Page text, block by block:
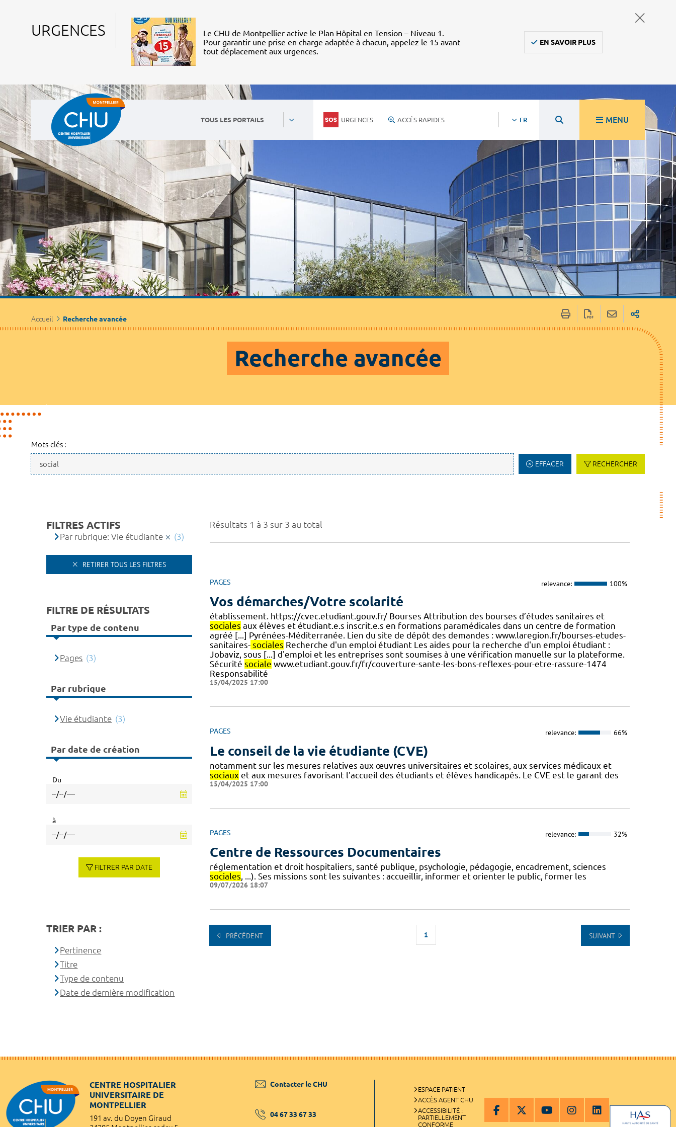
URGENCES
Le CHU de Montpellier active le Plan Hôpital en Tension – Niveau 1.
Pour garantir une prise en charge adaptée à chacun, appelez le 15 avant
tout déplacement aux urgences.
EN SAVOIR PLUS
TOUS LES PORTAILS URGENCES ACCÈS RAPIDES FR MENU
Accueil Recherche avancée
Recherche avancée
Mots-clés :
EFFACER RECHERCHER
Résultats 1 à 3 sur 3 au total
PAGES relevance: 100%
Vos démarches/Votre scolarité
établissement. https://cvec.etudiant.gouv.fr/ Bourses Attribution des bourses d’études sanitaires et
sociales aux élèves et étudiant.e.s inscrit.e.s en formations paramédicales dans un centre de formation
agréé [...] Pyrénées-Méditerranée. Lien du site de dépôt des demandes : www.laregion.fr/bourses-etudes-
sanitaires- sociales Recherche d'un emploi étudiant Les aides pour la recherche d'un emploi étudiant :
Jobaviz, sous [...] d'emploi et les entreprises sont soumises à une vérification manuelle sur la plateforme.
Sécurité sociale www.etudiant.gouv.fr/fr/couverture-sante-les-bons-reflexes-pour-etre-rassure-1474
Responsabilité
15/04/2025 17:00
PAGES relevance: 66%
Le conseil de la vie étudiante (CVE)
notamment sur les mesures relatives aux œuvres universitaires et scolaires, aux services médicaux et
sociaux et aux mesures favorisant l'accueil des étudiants et élèves handicapés. Le CVE est le garant des
15/04/2025 17:00
PAGES relevance: 32%
Centre de Ressources Documentaires
réglementation et droit hospitaliers, santé publique, psychologie, pédagogie, encadrement, sciences
sociales, ...). Ses missions sont les suivantes : accueillir, informer et orienter le public, former les
09/07/2026 18:07
PRÉCÉDENT 1 SUIVANT
FILTRES ACTIFS
Par rubrique: Vie étudiante (3)
RETIRER TOUS LES FILTRES
FILTRE DE RÉSULTATS
Par type de contenu
Pages (3)
Par rubrique
Vie étudiante (3)
Par date de création
Du
à
FILTRER PAR DATE
TRIER PAR :
Pertinence
Titre
Type de contenu
Date de dernière modification
CENTRE HOSPITALIER
UNIVERSITAIRE DE
MONTPELLIER
191 av. du Doyen Giraud
Contacter le CHU
04 67 33 67 33
ESPACE PATIENT
ACCÈS AGENT CHU
ACCESSIBILITÉ :
PARTIELLEMENT
CONFORME